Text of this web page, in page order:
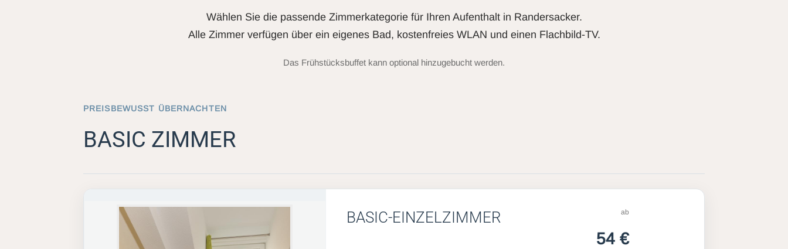
Wählen Sie die passende Zimmerkategorie für Ihren Aufenthalt in Randersacker.
Alle Zimmer verfügen über ein eigenes Bad, kostenfreies WLAN und einen Flachbild-TV.
Das Frühstücksbuffet kann optional hinzugebucht werden.
PREISBEWUSST ÜBERNACHTEN
BASIC ZIMMER
BASIC-EINZELZIMMER ab
54 €